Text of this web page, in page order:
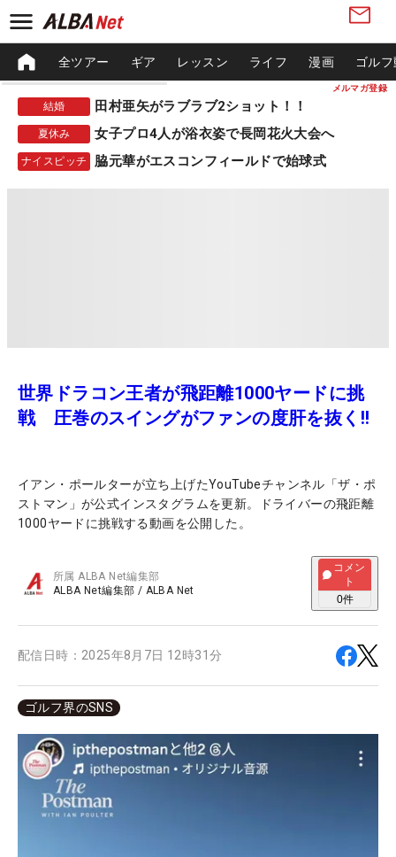
メルマガ登録
全ツアー ギア レッスン ライフ 漫画 ゴル
結婚 田村亜矢がラブラブ2ショット！！
夏休み 女子プロ4人が浴衣姿で長岡花火大会へ
ナイスピッチ 脇元華がエスコンフィールドで始球式
世界ドラコン王者が飛距離1000ヤードに挑
戦 圧巻のスイングがファンの度肝を抜く!!
イアン・ポールターが立ち上げたYouTubeチャンネル「ザ・ポ
ストマン」が公式インスタグラムを更新。ドライバーの飛距離
1000ヤードに挑戦する動画を公開した。
所属ALBA Net編集部
ALBA Net編集部 / ALBA Net
コメン
ト
0件
配信日時： 2025年8月7日 12時31分
ゴルフ界のSNS